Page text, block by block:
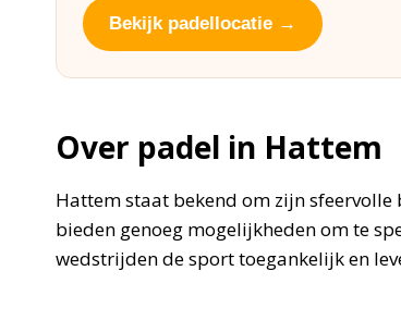
Bekijk padellocatie →
Over padel in Hattem
Hattem staat bekend om zijn
bieden genoeg mogelijkheden om te
wedstrijden de sport toegankelijk en